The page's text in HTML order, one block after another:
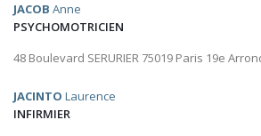
JACOB Anne
PSYCHOMOTRICIEN
48 Boulevard SERURIER 75019 Paris 19e
JACINTO Laurence
INFIRMIER